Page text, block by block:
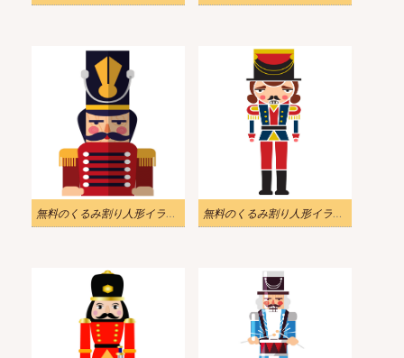
無料のくるみ割り人形イラスト画像 2 無料のくるみ割り人形イラスト画像